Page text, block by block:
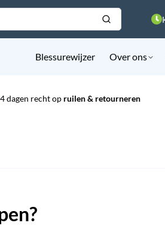
Blessurewijzer Over ons
dagen recht op ruilen & retourneren